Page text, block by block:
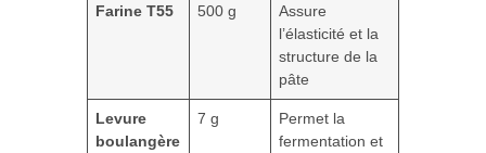
Farine T55 500 g
Assure
l’élasticité et la
structure de la
pâte
Levure
boulangère
7 g
Permet la
fermentation et